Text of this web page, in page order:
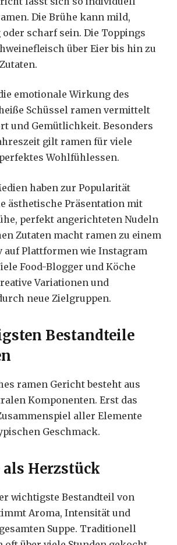
Die Brühe kann mild,
scharf sein. Die Toppings
über Eier bis hin zu
emotionale Wirkung des
Schüssel ramen vermittelt
und Gemütlichkeit. Besonders
gilt ramen für viele
Wohlfühlessen.
haben zur Popularität
ästhetische Präsentation mit
perfekt angerichteten Nudeln
Zutaten macht ramen zu einem
auf Plattformen wie Instagram
Food-Blogger und Köche
Variationen und
neue Zielgruppen.
Bestandteile
ramen Gericht besteht aus
Komponenten. Erst das
aller Elemente
Geschmack.
als Herzstück
wichtigste Bestandteil von
Aroma, Intensität und
Suppe. Traditionell